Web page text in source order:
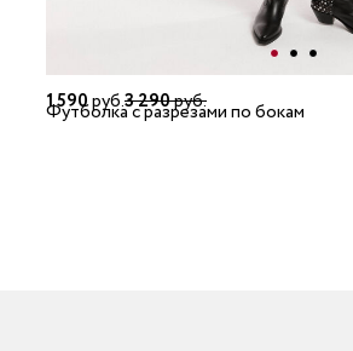
1 590руб.3 290руб.
Футболка с разрезами по бокам